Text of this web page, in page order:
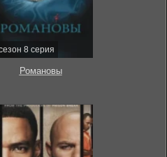
8 серия
Романовы